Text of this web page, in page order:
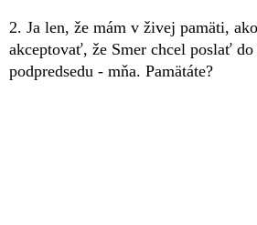
2. Ja len, že mám v živej pamäti,
akceptovať, že Smer chcel poslať
podpredsedu - mňa. Pamätáte?